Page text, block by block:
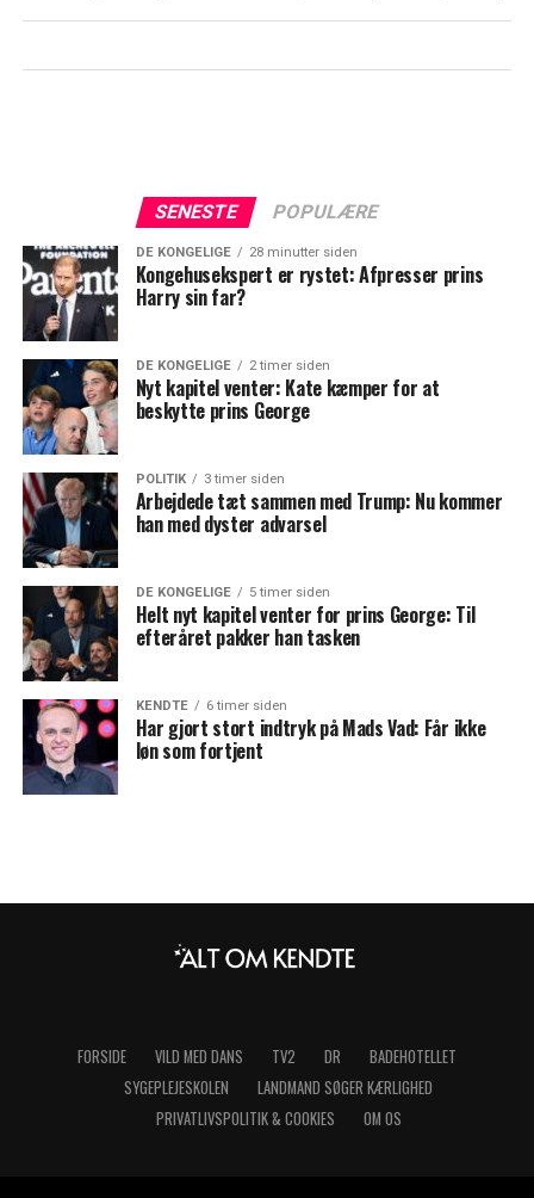
SENESTE POPULÆRE
DE KONGELIGE 28 minutter siden
Kongehusekspert er rystet: Afpresser prins
Harry sin far?
DE KONGELIGE 2 timer siden
Nyt kapitel venter: Kate kæmper for at
beskytte prins George
POLITIK 3 timer siden
Arbejdede tæt sammen med Trump: Nu kommer
han med dyster advarsel
DE KONGELIGE 5 timer siden
Helt nyt kapitel venter for prins George: Til
efteråret pakker han tasken
KENDTE 6 timer siden
Har gjort stort indtryk på Mads Vad: Får ikke
løn som fortjent
FORSIDE VILD MED DANS TV2 DR
BADEHOTELLET
SYGEPLEJESKOLEN
LANDMAND SØGER KÆRLIGHED
PRIVATLIVSPOLITIK & COOKIES
OM OS